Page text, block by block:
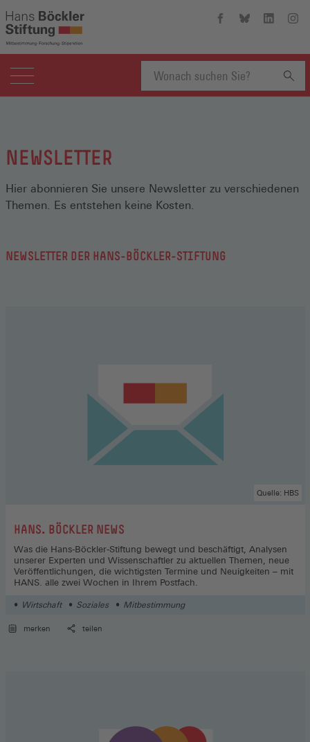
Hans-
Facebook
(Öffnet
Hans-
Bluesky
(Öffnet
Hans-
Linkedin
(Öffnet
Suchbegriff
NEWSLETTER
Hier abonnieren Sie unsere Newsletter zu verschiedenen
Themen. Es entstehen keine Kosten.
NEWSLETTER DER HANS-BÖCKLER-STIFTUNG
:HANS. BÖCKLER NEWS
Was die Hans-Böckler-Stiftung bewegt und beschäftigt, Analysen
unserer Experten und Wissenschaftler zu aktuellen Themen, neue
Veröffentlichungen, die wichtigsten Termine und Neuigkeiten – mit
HANS. alle zwei Wochen in Ihrem Postfach.
Quelle: HBS
Wirtschaft Soziales Mitbestimmung
merken teilen